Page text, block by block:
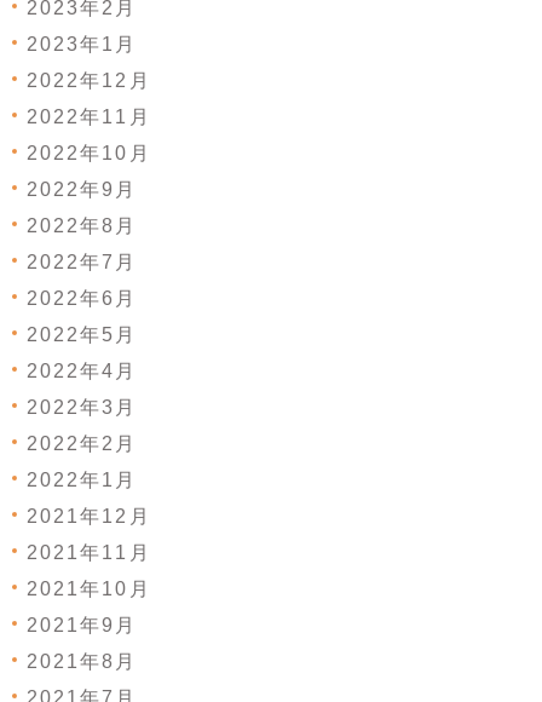
2023年2月
2023年1月
2022年12月
2022年11月
2022年10月
2022年9月
2022年8月
2022年7月
2022年6月
2022年5月
2022年4月
2022年3月
2022年2月
2022年1月
2021年12月
2021年11月
2021年10月
2021年9月
2021年8月
2021年7月